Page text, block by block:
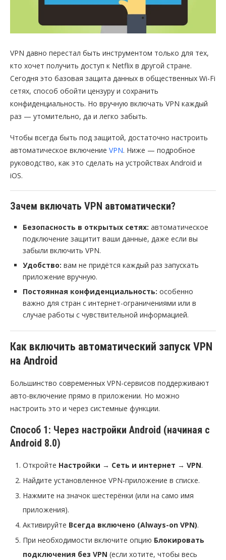
VPN давно перестал быть инструментом только для тех,
кто хочет получить доступ к Netflix в другой стране.
Сегодня это базовая защита данных в общественных Wi-Fi
сетях, способ обойти цензуру и сохранить
конфиденциальность. Но вручную включать VPN каждый
раз — утомительно, да и легко забыть.
Чтобы всегда быть под защитой, достаточно настроить
автоматическое включение VPN. Ниже — подробное
руководство, как это сделать на устройствах Android и
iOS.
Зачем включать VPN автоматически?
Безопасность в открытых сетях: автоматическое
подключение защитит ваши данные, даже если вы
забыли включить VPN.
Удобство: вам не придётся каждый раз запускать
приложение вручную.
Постоянная конфиденциальность: особенно
важно для стран с интернет-ограничениями или в
случае работы с чувствительной информацией.
Как включить автоматический запуск VPN
на Android
Большинство современных VPN-сервисов поддерживают
авто-включение прямо в приложении. Но можно
настроить это и через системные функции.
Способ 1: Через настройки Android (начиная с
Android 8.0)
Откройте Настройки → Сеть и интернет → VPN.
Найдите установленное VPN-приложение в списке.
Нажмите на значок шестерёнки (или на само имя
приложения).
Активируйте Всегда включено (Always-on VPN).
При необходимости включите опцию Блокировать
подключения без VPN (если хотите, чтобы весь